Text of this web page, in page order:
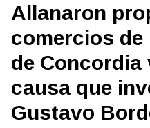
Allanaron
comercios de
de Concordia
causa que
Gustavo